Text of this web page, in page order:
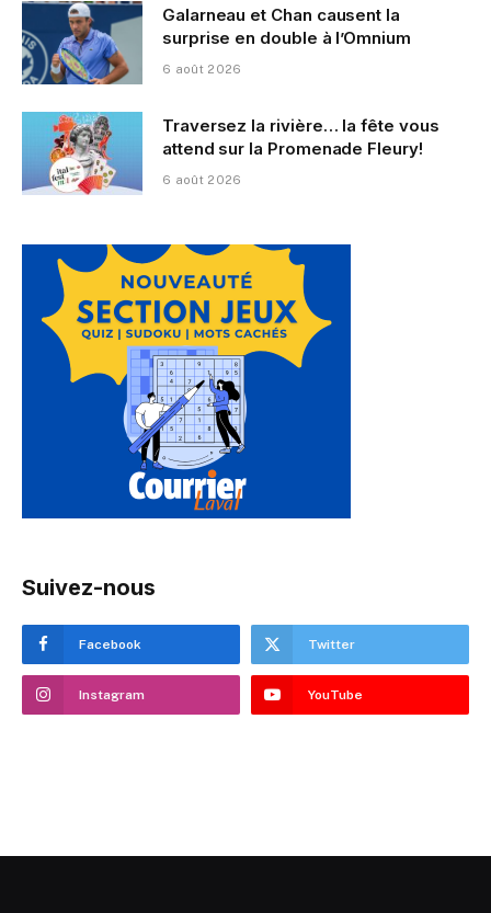
Galarneau et Chan causent la
surprise en double à l’Omnium
6 août 2026
Traversez la rivière… la fête vous
attend sur la Promenade Fleury!
6 août 2026
Suivez-nous
Facebook Twitter
Instagram YouTube